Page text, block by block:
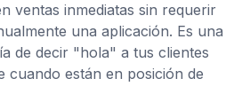
ventas inmediatas sin requerir
una aplicación. Es una
de decir "hola" a tus clientes
cuando están en posición de